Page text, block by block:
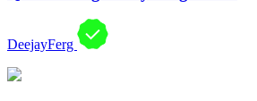
DeejayFerg